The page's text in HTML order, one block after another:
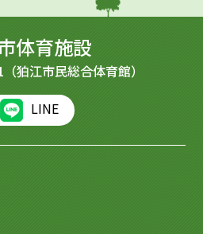
体育施設
（狛江市民総合体育館）
LINE